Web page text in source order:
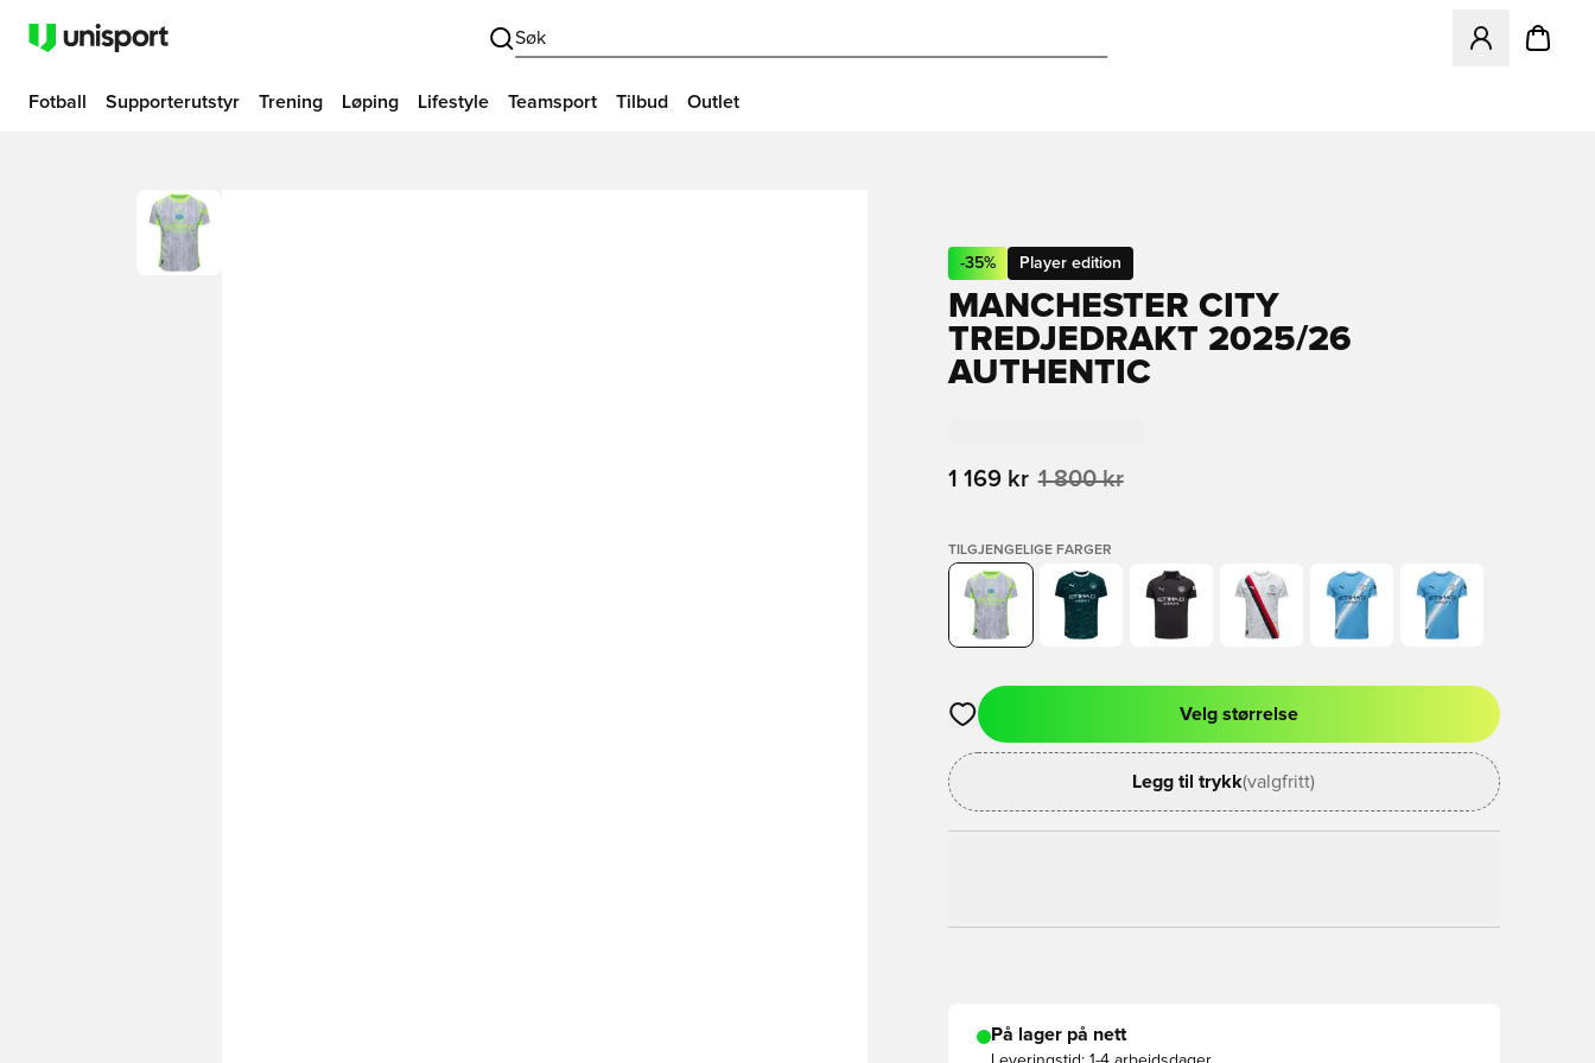
Søk
Åpner en
Fotball Supporterutstyr Trening Løping Lifestyle Teamsport Tilbud Outlet
-35% Player edition
MANCHESTER CITY
TREDJEDRAKT 2025/26
AUTHENTIC
1 169 kr 1 800 kr
TILGJENGELIGE FARGER
Åpner en Modal for å logge inn eller registrere deg som medlem
Velg størrelse
Legg til trykk(valgfritt)
På lager på nett